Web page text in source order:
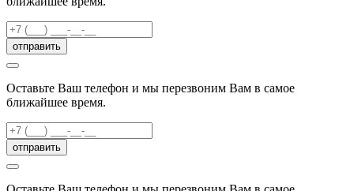
отправить
Оставьте Ваш телефон и мы перезвоним Вам в самое
ближайшее время.
отправить